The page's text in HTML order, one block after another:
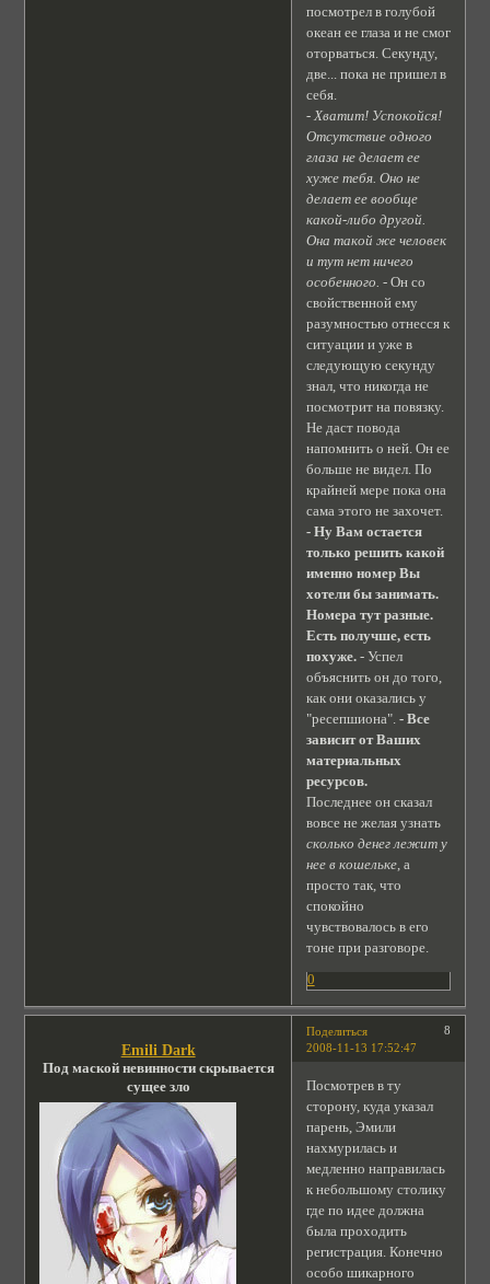
посмотрел в голубой
океан ее глаза и не смог
оторваться. Секунду,
две... пока не пришел в
себя.
- Хватит! Успокойся!
Отсутствие одного
глаза не делает ее
хуже тебя. Оно не
делает ее вообще
какой-либо другой.
Она такой же человек
и тут нет ничего
особенного. - Он со
свойственной ему
разумностью отнесся к
ситуации и уже в
следующую секунду
знал, что никогда не
посмотрит на повязку.
Не даст повода
напомнить о ней. Он ее
больше не видел. По
крайней мере пока она
сама этого не захочет.
- Ну Вам остается
только решить какой
именно номер Вы
хотели бы занимать.
Номера тут разные.
Есть получше, есть
похуже. - Успел
объяснить он до того,
как они оказались у
"ресепшиона". - Все
зависит от Ваших
материальных
ресурсов.
Последнее он сказал
вовсе не желая узнать
сколько денег лежит у
нее в кошельке, а
просто так, что
спокойно
чувствовалось в его
тоне при разговоре.
0
Поделиться
8
2008-11-13 17:52:47
Emili Dark
Под маской невинности скрывается
сущее зло
Посмотрев в ту
сторону, куда указал
парень, Эмили
нахмурилась и
медленно направилась
к небольшому столику
где по идее должна
была проходить
регистрация. Конечно
особо шикарного